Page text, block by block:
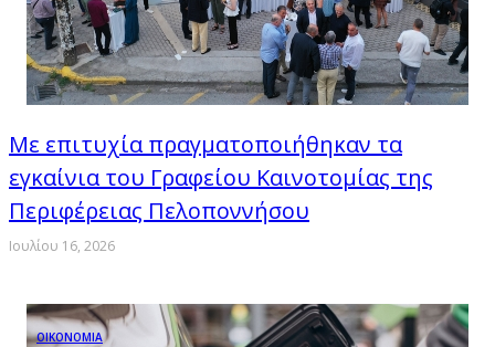
Με επιτυχία πραγματοποιήθηκαν τα
εγκαίνια του Γραφείου Καινοτομίας της
Περιφέρειας Πελοποννήσου
Ιουλίου 16, 2026
ΟΙΚΟΝΟΜΙΑ